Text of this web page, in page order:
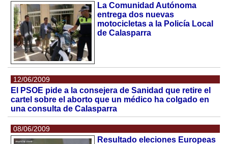
La Comunidad Autónoma
entrega dos nuevas
motocicletas a la Policía Local
de Calasparra
12/06/2009
El PSOE pide a la consejera de Sanidad que retire el
cartel sobre el aborto que un médico ha colgado en
una consulta de Calasparra
08/06/2009
Resultado eleciones Europeas